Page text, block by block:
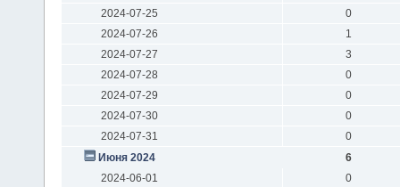
2024-07-25
0
2024-07-26
1
2024-07-27
3
2024-07-28
0
2024-07-29
0
2024-07-30
0
2024-07-31
0
Июня 2024
6
2024-06-01
0